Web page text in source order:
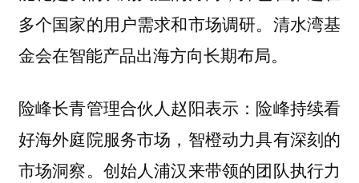
多个国家的用户需求和市场调研。清水湾基
金会在智能产品出海方向长期布局。
险峰长青管理合伙人赵阳表示：险峰持续看
好海外庭院服务市场，智橙动力具有深刻的
市场洞察。创始人浦汉来带领的团队执行力